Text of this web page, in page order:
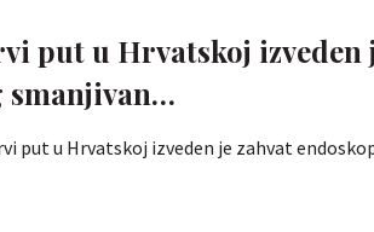
put u Hrvatskoj izveden
smanjivan…
put u Hrvatskoj izveden je zahvat